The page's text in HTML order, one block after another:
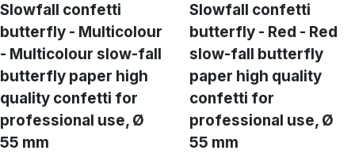
Slowfall confetti
butterfly - Multicolour
- Multicolour slow-fall
butterfly paper high
quality confetti for
professional use, Ø
55 mm
Slowfall confetti
butterfly - Red - Red
slow-fall butterfly
paper high quality
confetti for
professional use, Ø
55 mm